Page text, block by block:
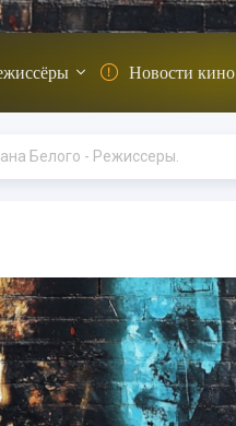
Новости кино
Белого - Режиссеры.